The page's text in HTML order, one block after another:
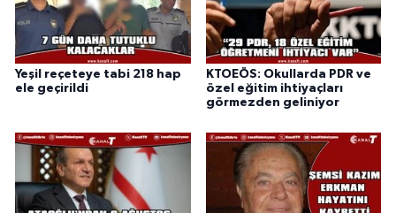
Yeşil reçeteye tabi 218 hap
ele geçirildi
KTOEÖS: Okullarda PDR ve
özel eğitim ihtiyaçları
görmezden geliniyor